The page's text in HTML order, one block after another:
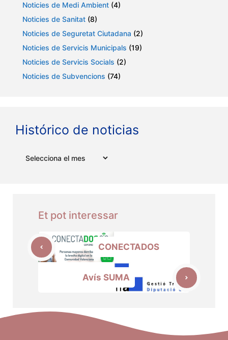
Noticies de Medi Ambient (4)
Noticies de Sanitat (8)
Noticies de Seguretat Ciutadana (2)
Noticies de Servicis Municipals (19)
Noticies de Servicis Socials (2)
Noticies de Subvencions (74)
Histórico de noticias
Et pot interessar
CONECTADOS
Avís SUMA